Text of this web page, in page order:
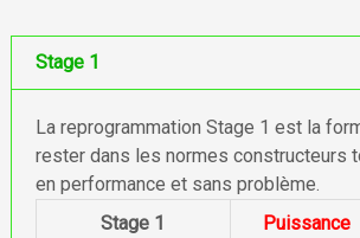
Stage 1
La reprogrammation Stage 1 est la
rester dans les normes constructeurs
en performance et sans problème.
Stage 1
Puissance